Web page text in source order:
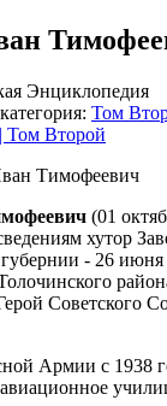
Энциклопедия
Том
Том Второй
(01
хутор
- 26 июня
Советского
Армии с 1938